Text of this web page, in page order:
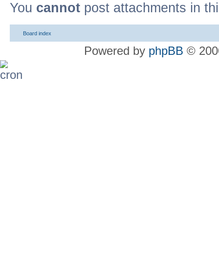
You cannot post attachments in
Board index
Powered by phpBB ©